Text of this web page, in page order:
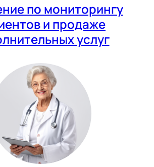
по мониторингу
и продаже
услуг